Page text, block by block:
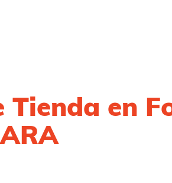
Tienda en